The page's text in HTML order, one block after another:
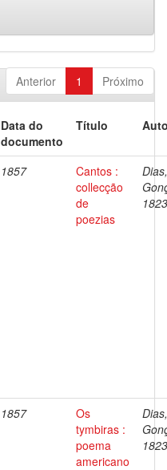
Anterior 1 Próximo
Data do
documento
Título
1857
Cantos :
collecção
de
poezias
Dias,
1857
Os
tymbiras :
poema
americano
Dias,